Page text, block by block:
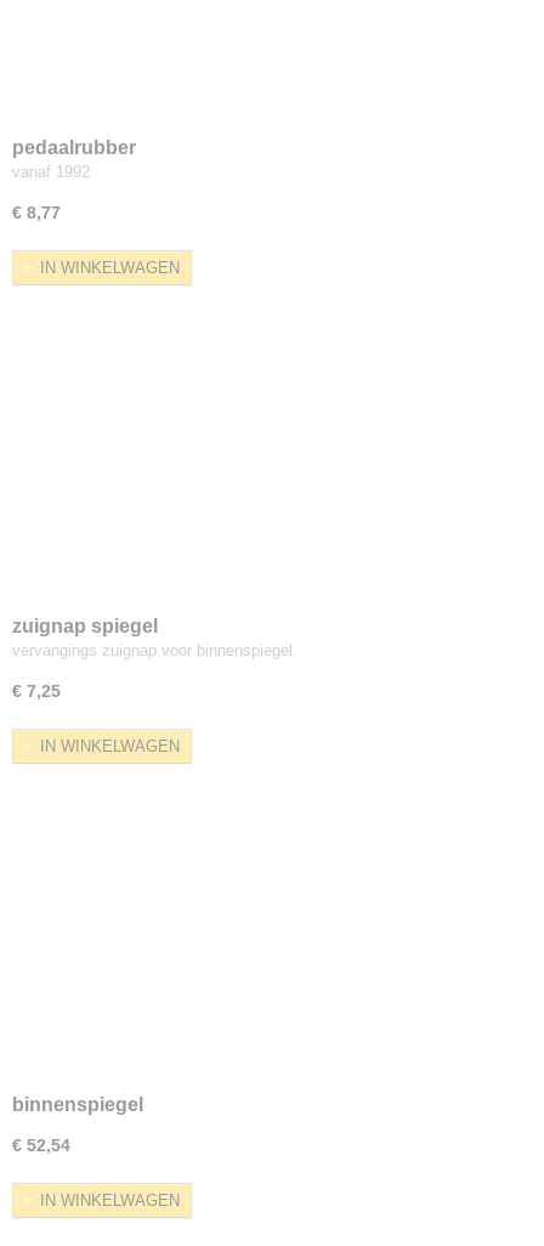
pedaalrubber
vanaf 1992
€ 8,77
IN WINKELWAGEN
zuignap spiegel
vervangings zuignap voor binnenspiegel.
€ 7,25
IN WINKELWAGEN
binnenspiegel
€ 52,54
IN WINKELWAGEN